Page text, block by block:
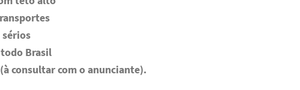
Brasil
consultar com o anunciante).